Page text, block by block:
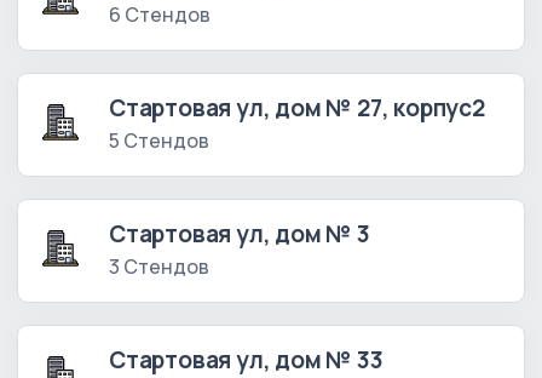
6 Стендов
Стартовая ул, дом № 27, корпус2
5 Стендов
Стартовая ул, дом № 3
3 Стендов
Стартовая ул, дом № 33